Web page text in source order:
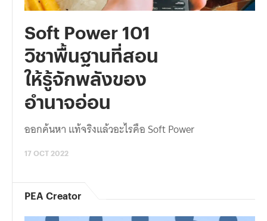
Soft Power 101
วิชาพื้นฐานที่สอน
ให้รู้จักพลังของ
อำนาจอ่อน
ออกค้นหา แท้จริงแล้วอะไรคือ Soft Power
17 OCT 2022
PEA Creator